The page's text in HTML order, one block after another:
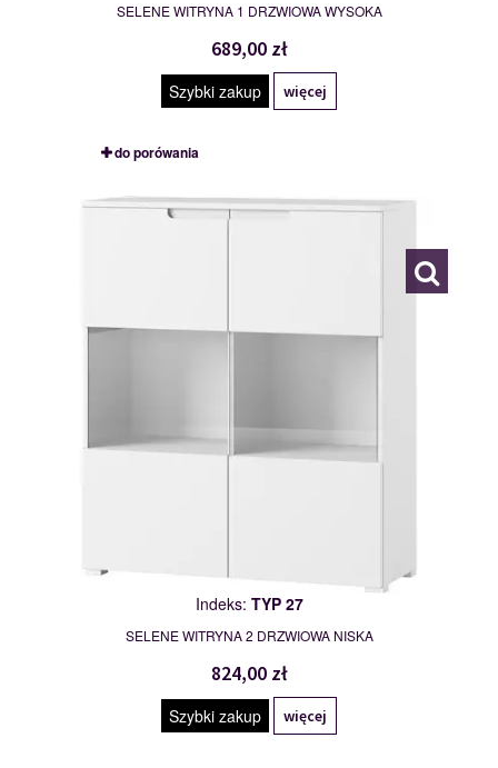
SELENE WITRYNA 1 DRZWIOWA WYSOKA
689,00 zł
Szybki zakup więcej
do porówania
TYP 27
111893
Indeks: TYP 27
SELENE WITRYNA 2 DRZWIOWA NISKA
824,00 zł
Szybki zakup więcej